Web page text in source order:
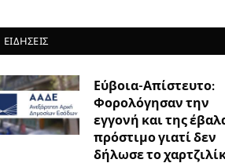
ΕΙΔΉΣΕΙΣ
Εύβοια-Απίστευτο:
Φορολόγησαν την
εγγονή και της
πρόστιμο γιατί δεν
δήλωσε το